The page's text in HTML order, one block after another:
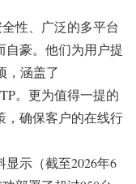
全性、广泛的多平台
自豪。他们为用户提
，涵盖了
。更为值得一提的
，确保客户的在线行
显示（截至2026年6